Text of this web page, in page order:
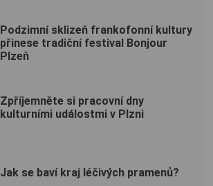
Podzimní sklizeň frankofonní kultury
přinese tradiční festival Bonjour
Plzeň
Zpříjemněte si pracovní dny
kulturními událostmi v Plzni
Jak se baví kraj léčivých pramenů?